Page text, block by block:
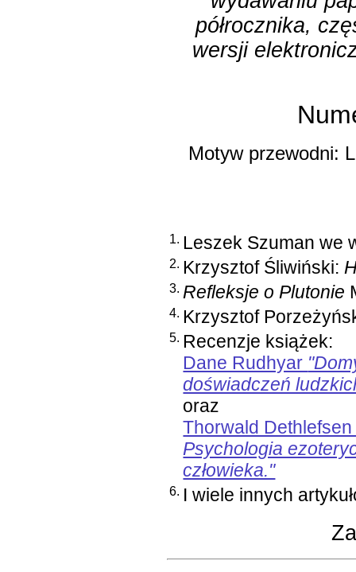
półrocznika,
wersji
Motyw przewodni:
1. Leszek Szuman we
2. Krzysztof Śliwiński:
3. Refleksje o Plutonie
4. Krzysztof
5. Recenzje książek:
Dane Rudhyar
doświadczeń
oraz
Thorwald Dethlefsen
Psychologia
człowieka."
6. I wiele innych